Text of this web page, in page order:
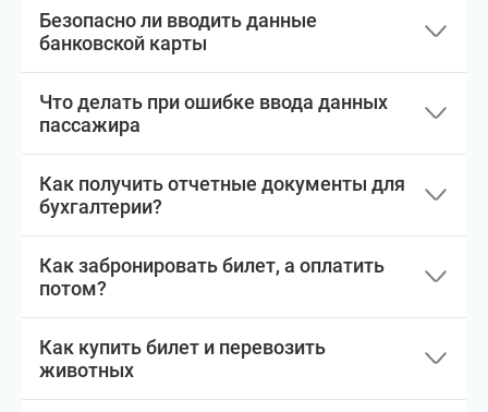
Безопасно ли вводить данные
банковской карты
Что делать при ошибке ввода данных
пассажира
Как получить отчетные документы для
бухгалтерии?
Как забронировать билет, а оплатить
потом?
Как купить билет и перевозить
животных